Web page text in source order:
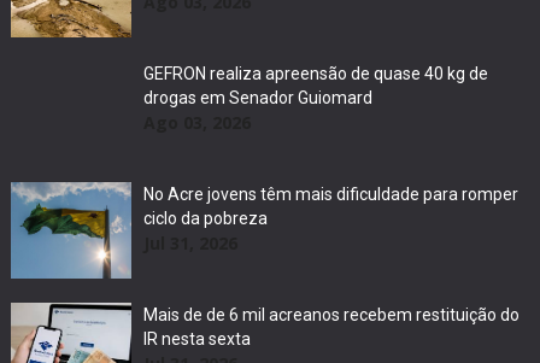
GEFRON realiza apreensão de quase 40 kg de
drogas em Senador Guiomard
No Acre jovens têm mais dificuldade para romper
ciclo da pobreza
Mais de de 6 mil acreanos recebem restituição do
IR nesta sexta